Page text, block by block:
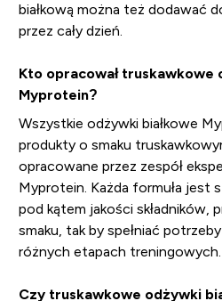
białkową można też dodawać
przez cały dzień.
Kto opracował truskawkowe
Myprotein?
Wszystkie odżywki białkowe
produkty o smaku
opracowane przez zespół
Myprotein. Każda formuła jest
pod kątem jakości składników,
smaku, tak by spełniać
różnych etapach treningowych.
Czy truskawkowe odżywki